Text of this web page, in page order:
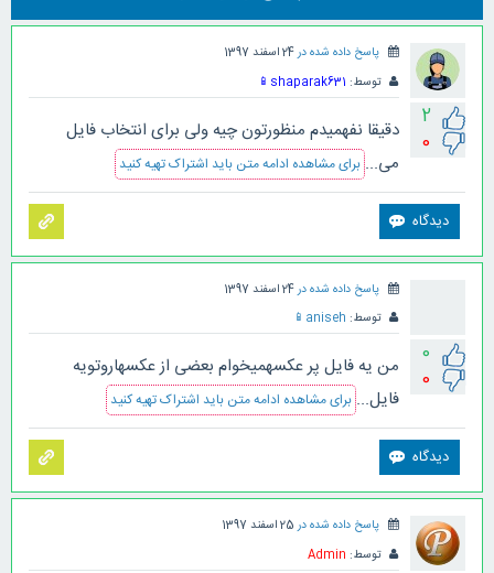
2
0
پاسخ داده شده در24 اسفند 1397
توسط: shaparak631
📱
دقیقا نفهمیدم منظورتون چیه ولی برای انتخاب فایل
می... برای مشاهده ادامه متن باید اشتراک تهیه کنید
0
0
پاسخ داده شده در24 اسفند 1397
توسط: aniseh
📱
من یه فایل پر عکسهمیخوام بعضی از عکسهاروتویه
فایل... برای مشاهده ادامه متن باید اشتراک تهیه کنید
پاسخ داده شده در 25 اسفند 1397
توسط: Admin